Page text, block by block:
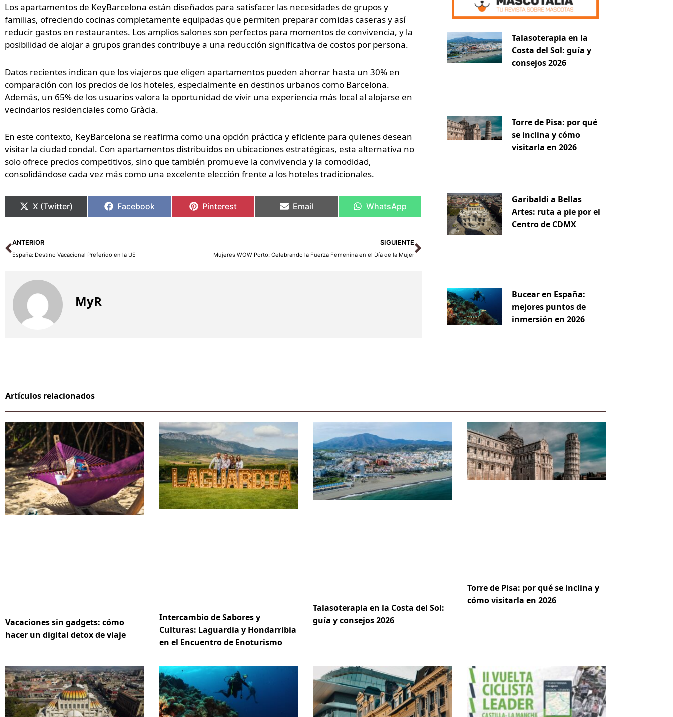
Los apartamentos de KeyBarcelona están diseñados para satisfacer las necesidades de grupos y
familias, ofreciendo cocinas completamente equipadas que permiten preparar comidas caseras y así
reducir gastos en restaurantes. Los amplios salones son perfectos para momentos de convivencia, y la
posibilidad de alojar a grupos grandes contribuye a una reducción significativa de costos por persona.
Datos recientes indican que los viajeros que eligen apartamentos pueden ahorrar hasta un 30% en
comparación con los precios de los hoteles, especialmente en destinos urbanos como Barcelona.
Además, un 65% de los usuarios valora la oportunidad de vivir una experiencia más local al alojarse en
vecindarios residenciales como Gràcia.
En este contexto, KeyBarcelona se reafirma como una opción práctica y eficiente para quienes desean
visitar la ciudad condal. Con apartamentos distribuidos en ubicaciones estratégicas, esta alternativa no
solo ofrece precios competitivos, sino que también promueve la convivencia y la comodidad,
consolidándose cada vez más como una excelente elección frente a los hoteles tradicionales.
X (Twitter) Facebook Pinterest Email WhatsApp
Ant
ANTERIOR
España: Destino Vacacional Preferido en la UE
SIGUIENTE
Mujeres WOW Porto: Celebrando la Fuerza Femenina en el Día de la Mujer
Siguiente
MyR
Talasoterapia en la
Costa del Sol: guía y
consejos 2026
Torre de Pisa: por qué
se inclina y cómo
visitarla en 2026
Garibaldi a Bellas
Artes: ruta a pie por el
Centro de CDMX
Bucear en España:
mejores puntos de
inmersión en 2026
Artículos relacionados
Vacaciones sin gadgets: cómo
hacer un digital detox de viaje
Intercambio de Sabores y
Culturas: Laguardia y Hondarribia
en el Encuentro de Enoturismo
Talasoterapia en la Costa del Sol:
guía y consejos 2026
Torre de Pisa: por qué se inclina y
cómo visitarla en 2026